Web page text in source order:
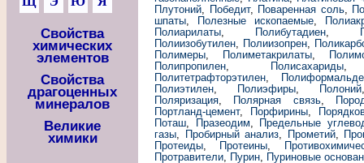
Свойства
химических
элементов
Свойства
драгоценных
минералов
Великие
химики
Плутоний, Победит, Поваренная соль,
шпаты, Полезные ископаемые,
Полиарилаты, Полибутадиен,
Полиизобутилен, Полиизопрен,
Полимеры, Полиметакрилаты,
Полипропилен, Полисахариды
Политетрафторэтилен,
Полиэтилен, Полиэфиры, Полоний
Поляризация, Полярная связь,
Портланд-цемент, Порфирины,
Поташ, Празеодим,
Предельные
газы, Пробирный анализ, Прометий,
Протеиды, Протеины,
Протравители, Пурин, Пуриновые